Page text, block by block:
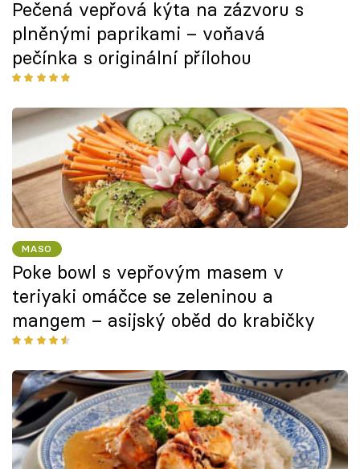
Pečená vepřová kýta na zázvoru s
plněnými paprikami – voňavá
pečínka s originální přílohou
MASO
Poke bowl s vepřovým masem v
teriyaki omáčce se zeleninou a
mangem – asijský oběd do krabičky